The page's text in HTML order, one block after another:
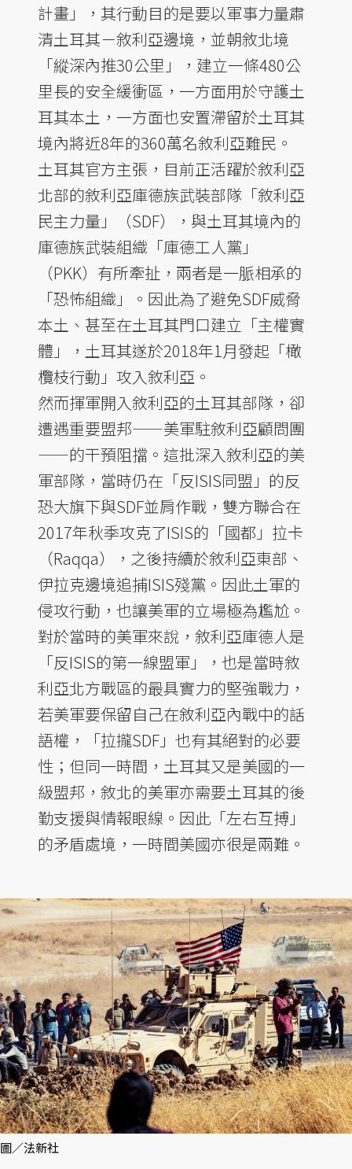
計畫」，其行動目的是要以軍事力量肅
清土耳其－敘利亞邊境，並朝敘北境
「縱深內推30公里」，建立一條480公
里長的安全緩衝區，一方面用於守護土
耳其本土，一方面也安置滯留於土耳其
境內將近8年的360萬名敘利亞難民。
土耳其官方主張，目前正活躍於敘利亞
北部的敘利亞庫德族武裝部隊「敘利亞
民主力量」（SDF），與土耳其境內的
庫德族武裝組織「庫德工人黨」
（PKK）有所牽扯，兩者是一脈相承的
「恐怖組織」。因此為了避免SDF威脅
本土、甚至在土耳其門口建立「主權實
體」，土耳其遂於2018年1月發起「橄
欖枝行動」攻入敘利亞。
然而揮軍開入敘利亞的土耳其部隊，卻
遭遇重要盟邦——美軍駐敘利亞顧問團
——的干預阻擋。這批深入敘利亞的美
軍部隊，當時仍在「反ISIS同盟」的反
恐大旗下與SDF並肩作戰，雙方聯合在
2017年秋季攻克了ISIS的「國都」拉卡
（Raqqa），之後持續於敘利亞東部、
伊拉克邊境追捕ISIS殘黨。因此土軍的
侵攻行動，也讓美軍的立場極為尷尬。
對於當時的美軍來說，敘利亞庫德人是
「反ISIS的第一線盟軍」，也是當時敘
利亞北方戰區的最具實力的堅強戰力，
若美軍要保留自己在敘利亞內戰中的話
語權，「拉攏SDF」也有其絕對的必要
性；但同一時間，土耳其又是美國的一
級盟邦，敘北的美軍亦需要土耳其的後
勤支援與情報眼線。因此「左右互搏」
的矛盾處境，一時間美國亦很是兩難。
圖／法新社